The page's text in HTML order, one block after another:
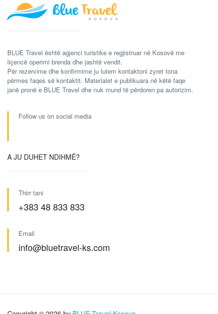
BLUE Travel është agjenci turistike e regjistruar në Kosovë me
liçencë operimi brenda dhe jashtë vendit.
Për rezervime dhe konfirmime ju lutem kontaktoni zyret tona
përmes faqes së kontaktit. Materialet e publikuara në këtë faqe
janë pronë e BLUE Travel dhe nuk mund të përdoren pa autorizim.
Follow us on social media
A JU DUHET NDIHMË?
Thirr tani
+383 48 833 833
Email
info@bluetravel-ks.com